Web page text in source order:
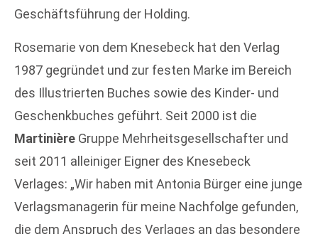
Geschäftsführung der Holding.
Rosemarie von dem Knesebeck hat den Verlag
1987 gegründet und zur festen Marke im Bereich
des Illustrierten Buches sowie des Kinder- und
Geschenkbuches geführt. Seit 2000 ist die
Martinière Gruppe Mehrheitsgesellschafter und
seit 2011 alleiniger Eigner des Knesebeck
Verlages: „Wir haben mit Antonia Bürger eine junge
Verlagsmanagerin für meine Nachfolge gefunden,
die dem Anspruch des Verlages an das besondere